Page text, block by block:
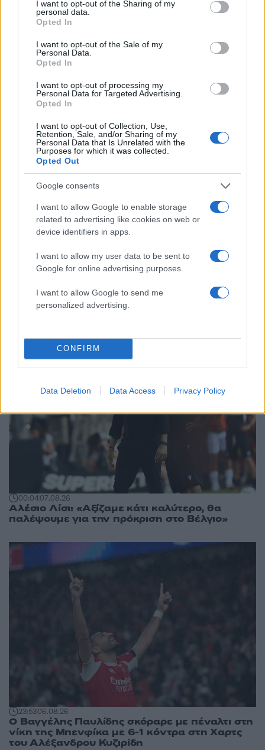
not limited to your visit or usage behaviour. You may click to
grant or deny consent to Google and its third-party tags to
use your data for below specified purposes in below Google
consent section.
I want to opt-out of the Sharing of my
personal data.
Opted In
I want to opt-out of the Sale of my
Personal Data.
Opted In
I want to opt-out of processing my
Personal Data for Targeted Advertising.
Opted In
I want to opt-out of Collection, Use,
Retention, Sale, and/or Sharing of my
Personal Data that Is Unrelated with the
Purposes for which it was collected.
Opted Out
Google consents
I want to allow Google to enable storage
related to advertising like cookies on web or
device identifiers in apps.
I want to allow my user data to be sent to
Google for online advertising purposes.
I want to allow Google to send me
personalized advertising.
CONFIRM
Data Deletion Data Access Privacy Policy
Μητσοτάκης στην υπογραφή συμφωνίας
για την ηλεκτρική διασύνδεση Ελλάδας –
είσοδος της Meridiam στην GSI
Αυγερινός, Μουτσάτσου και ακόμη 20
αποχωρήσαμε για καρέκλες», αιχμές για
«συγκεντρωτικό μοντέλο»
Το πολωμένο μελτέμι που τροφοδότησε
τις φωτιές σε Αττική και Βοιωτία: «Από τα
ισχυρότερα επεισόδια των τελευταίων 50
χρόνων»
Κρανίου τόπος το Πόρτο Γερμενό μετά το
καταστροφικό πέρασμα της φωτιάς –
Ξεκίνησε η αυτοψία στα καμένα σπίτια
Οδηγός στη Μύκονο άρπαξε τσάντα
Hermès και Rolex αξίας 75.000 ευρώ από
Ουκρανό τουρίστα
Αθλητικά:
Περισσότερα άρθρα
00:0407.08.26
Αλέσιο Λίσι: «Αξίζαμε κάτι καλύτερο, θα
παλέψουμε για την πρόκριση στο Βέλγιο»
23:5306.08.26
Ο Βαγγέλης Παυλίδης σκόραρε με πέναλτι στη
νίκη της Μπενφίκα με 6-1 κόντρα στη Χαρτς
του Αλέξανδρου Κυζιρίδη